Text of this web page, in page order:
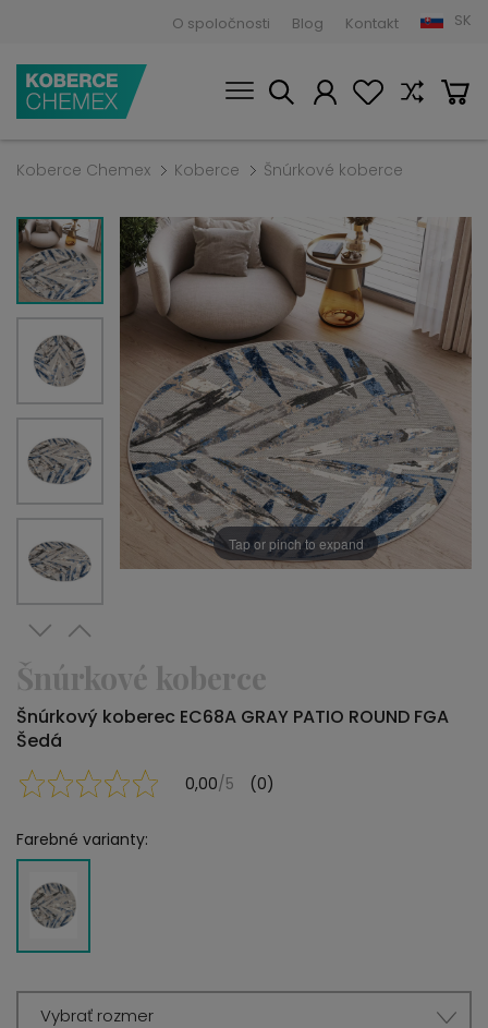
O spoločnosti Blog Kontakt SK
Koberce Chemex Koberce Šnúrkové koberce
Tap or pinch to expand
Šnúrkové koberce
Šnúrkový koberec EC68A GRAY PATIO ROUND FGA
Šedá
0,00/5 (0)
Farebné varianty:
Vybrať rozmer